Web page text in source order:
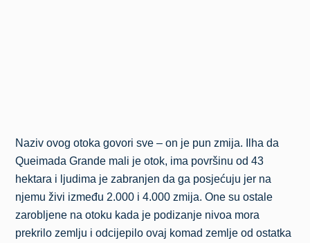
Naziv ovog otoka govori sve – on je pun zmija. Ilha da
Queimada Grande mali je otok, ima površinu od 43
hektara i ljudima je zabranjen da ga posjećuju jer na
njemu živi između 2.000 i 4.000 zmija. One su ostale
zarobljene na otoku kada je podizanje nivoa mora
prekrilo zemlju i odcijepilo ovaj komad zemlje od ostatka